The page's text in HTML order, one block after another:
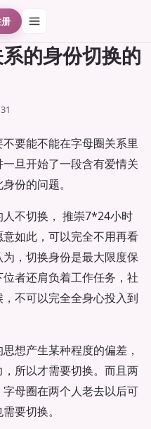
的身份切换的
31
要能不能在字母圈关系里
旦开始了一段含有爱情关
份的问题。
不切换， 推崇7*24小时
如此，可以完全不用再看
，切换身份是最大限度保
者还肩负着工作任务，社
不可以完全全身心投入到
想产生某种程度的偏差，
所以才需要切换。而且两
母圈在两个人老去以后可
要切换。